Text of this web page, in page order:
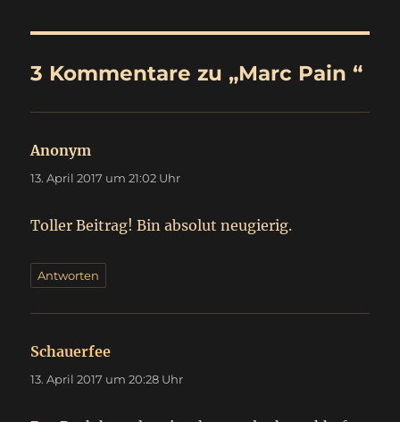
3 Kommentare zu „Marc Pain “
Anonym
13. April 2017 um 21:02 Uhr
Toller Beitrag! Bin absolut neugierig.
Antworten
Schauerfee
13. April 2017 um 20:28 Uhr